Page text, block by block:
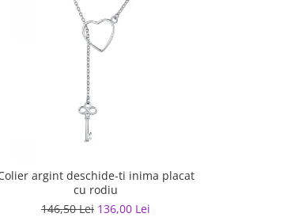
argint deschide-ti inima placat
cu rodiu
146,50 Lei 136,00 Lei